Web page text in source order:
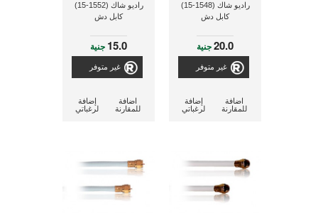
راديو شاك (1548-15)
كابل دش
20.0جنية
غير متوفر
إضافة
لرغباتي
اضافة
للمقارنة
راديو شاك (1552-15)
كابل دش
15.0 جنية
غير متوفر
إضافة
لرغباتي
اضافة
للمقارنة